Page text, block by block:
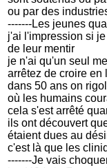
ou par des
-------Les jeunes
j'ai l'impression si
de leur mentir
je n'ai qu'un seul
arrêtez de croire en
dans 50 ans on
où les humains
cela s'est arrêté
ils ont découvert
étaient dues au
c'est là que les
-------Je vais